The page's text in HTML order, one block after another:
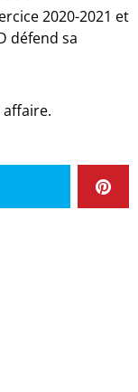
2020-2021 et
défend sa
affaire.